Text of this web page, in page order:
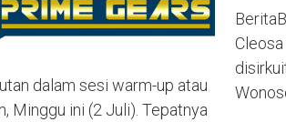
dalam sesi warm-up atau
Minggu ini (2 Juli). Tepatnya